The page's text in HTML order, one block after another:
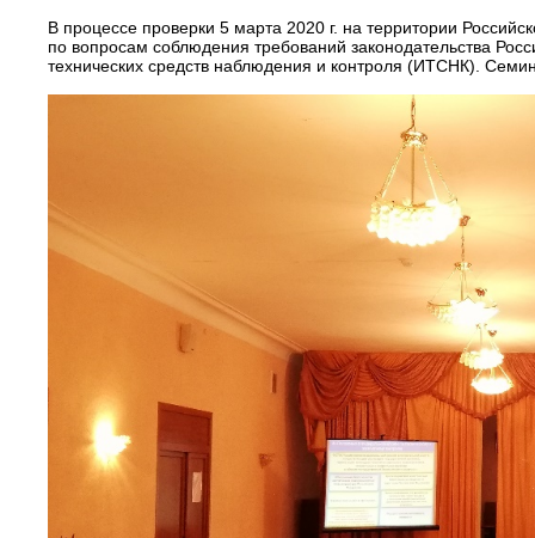
В процессе проверки 5 марта 2020 г. на территории
по вопросам соблюдения требований законодательства
технических средств наблюдения и контроля (ИТСНК).